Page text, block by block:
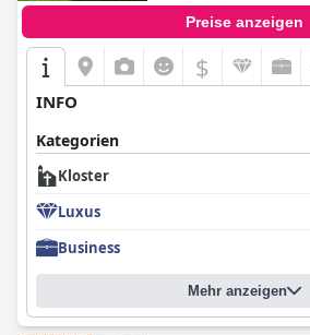
Preise anzeigen
$
INFO
Kategorien
Kloster
Luxus
Business
Mehr anzeigen